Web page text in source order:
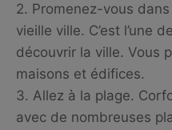
2. Promenez-vous
vieille ville. C’est l’une
découvrir la ville. Vous
maisons et édifices.
3. Allez à la plage.
avec de nombreuses